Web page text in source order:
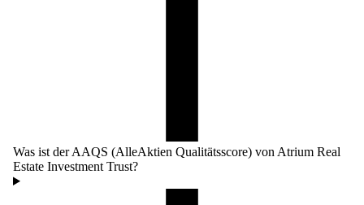
Was ist der AAQS (AlleAktien Qualitätsscore) von Atrium Real
Estate Investment Trust?